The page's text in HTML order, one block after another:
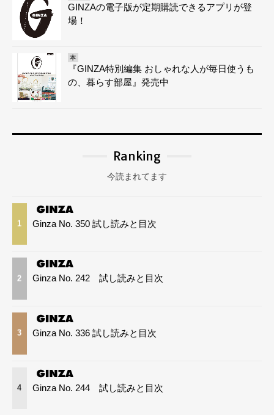
GINZAの電子版が定期購読できるアプリが登
場！
本
『GINZA特別編集 おしゃれな人が毎日使うも
の、暮らす部屋』発売中
Ranking
今読まれてます
1 Ginza No. 350 試し読みと目次
2 Ginza No. 242 試し読みと目次
3 Ginza No. 336 試し読みと目次
4 Ginza No. 244 試し読みと目次